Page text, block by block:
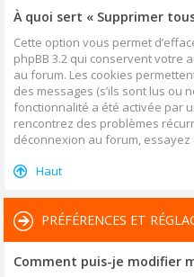
À quoi sert « Supprimer
Cette option vous permet
phpBB 3.2 qui conservent votre
au forum. Les cookies
des messages (s’ils sont lus ou
fonctionnalité a été activée par
rencontrez des problèmes
déconnexion au forum,
Haut
PRÉFÉRENCES ET
Comment puis-je modifier